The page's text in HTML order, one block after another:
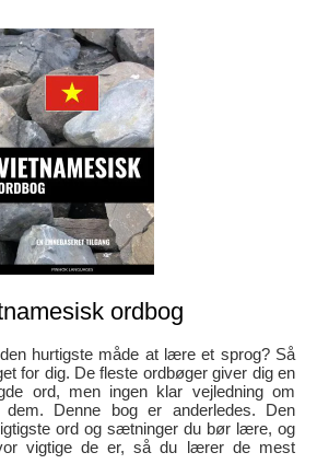
ordbog
hurtigste måde at lære et sprog? Så
for dig. De fleste ordbøger giver dig en
ord, men ingen klar vejledning om
Denne bog er anderledes. Den
ord og sætninger du bør lære, og
vigtige de er, så du lærer de mest